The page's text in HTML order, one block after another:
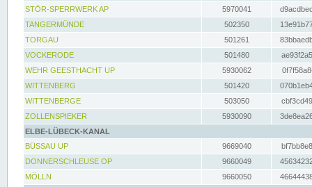
STÖR-SPERRWERK AP 5970041
TANGERMÜNDE
502350
TORGAU
501261
VOCKERODE
501480
WEHR GEESTHACHT UP
5930062
WITTENBERG
501420
WITTENBERGE
503050
ZOLLENSPIEKER
5930090
ELBE-LÜBECK-KANAL
BÜSSAU UP
9669040
DONNERSCHLEUSE OP
9660049
MÖLLN
9660050